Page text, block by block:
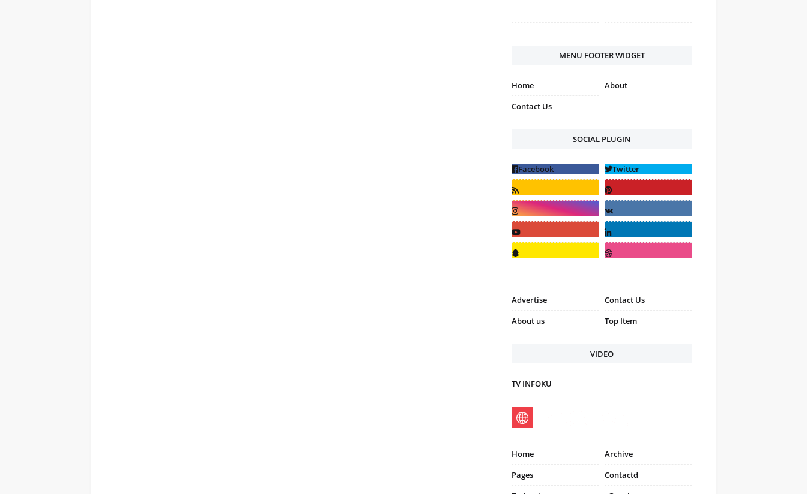
MENU FOOTER WIDGET
Home
About
Contact Us
SOCIAL PLUGIN
Advertise
Contact Us
About us
Top Item
VIDEO
TV INFOKU
Home
Archive
Pages
Contactd